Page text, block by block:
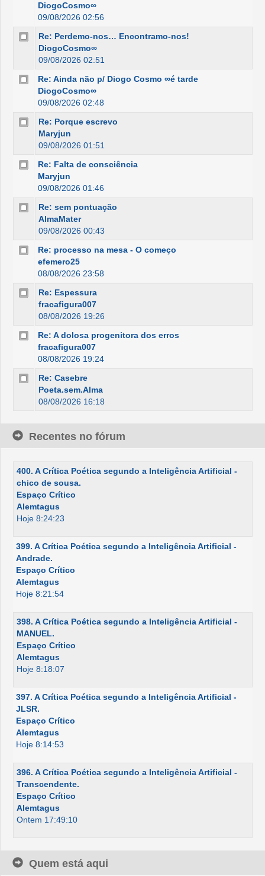
DiogoCosmo∞
09/08/2026 02:56
Re: Perdemo-nos… Encontramo-nos!
DiogoCosmo∞
09/08/2026 02:51
Re: Ainda não p/ Diogo Cosmo ∞é tarde
DiogoCosmo∞
09/08/2026 02:48
Re: Porque escrevo
Maryjun
09/08/2026 01:51
Re: Falta de consciência
Maryjun
09/08/2026 01:46
Re: sem pontuação
AlmaMater
09/08/2026 00:43
Re: processo na mesa - O começo
efemero25
08/08/2026 23:58
Re: Espessura
fracafigura007
08/08/2026 19:26
Re: A dolosa progenitora dos erros
fracafigura007
08/08/2026 19:24
Re: Casebre
Poeta.sem.Alma
08/08/2026 16:18
Recentes no fórum
400. A Crítica Poética segundo a Inteligência Artificial -
chico de sousa.
Espaço Crítico
Alemtagus
Hoje 8:24:23
399. A Crítica Poética segundo a Inteligência Artificial -
Andrade.
Espaço Crítico
Alemtagus
Hoje 8:21:54
398. A Crítica Poética segundo a Inteligência Artificial -
MANUEL.
Espaço Crítico
Alemtagus
Hoje 8:18:07
397. A Crítica Poética segundo a Inteligência Artificial -
JLSR.
Espaço Crítico
Alemtagus
Hoje 8:14:53
396. A Crítica Poética segundo a Inteligência Artificial -
Transcendente.
Espaço Crítico
Alemtagus
Ontem 17:49:10
Quem está aqui